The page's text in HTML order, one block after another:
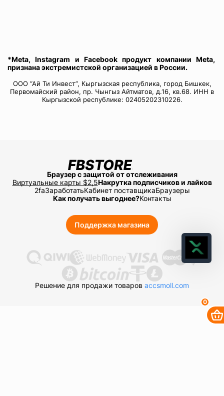
*Meta, Instagram и Facebook продукт компании Meta,
признана экстремистской организацией в России.
ООО “Ай Ти Инвест”, Кыргызская республика, город Бишкек,
Первомайский район, пр. Чынгыз Айтматов, д.16, кв.68. ИНН в
Кыргызской республике: 02405202310226.
Браузер с защитой от отслеживания
Виртуальные карты $2,5Накрутка подписчиков и лайков
2faЗаработатьКабинет поставщикаБраузеры
Как получать выгоднее?Контакты
Поддержка магазина
Решение для продажи товаров accsmoll.com
0